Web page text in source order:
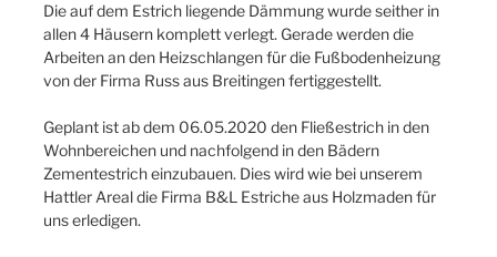
Die auf dem Estrich liegende Dämmung wurde seither in
allen 4 Häusern komplett verlegt. Gerade werden die
Arbeiten an den Heizschlangen für die Fußbodenheizung
von der Firma Russ aus Breitingen fertiggestellt.
Geplant ist ab dem 06.05.2020 den Fließestrich in den
Wohnbereichen und nachfolgend in den Bädern
Zementestrich einzubauen. Dies wird wie bei unserem
Hattler Areal die Firma B&L Estriche aus Holzmaden für
uns erledigen.